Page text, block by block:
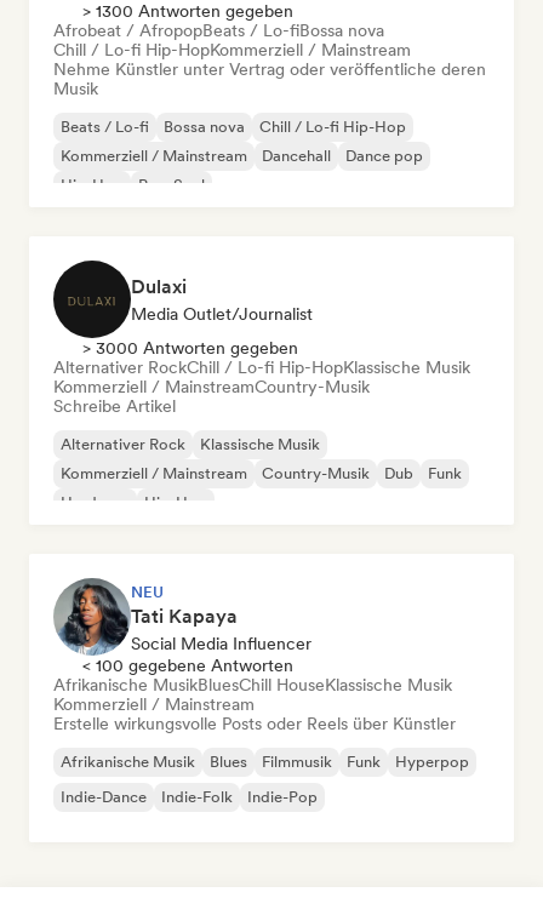
> 1300 Antworten gegeben
Afrobeat / AfropopBeats / Lo-fiBossa nova
Chill / Lo-fi Hip-HopKommerziell / Mainstream
Nehme Künstler unter Vertrag oder veröffentliche deren
Musik
Beats / Lo-fi Bossa nova
Chill / Lo-fi Hip-Hop
Kommerziell / Mainstream
Dancehall
Dance pop
Hip-Hop
Pop-Soul
Dulaxi
Media Outlet/Journalist
> 3000 Antworten gegeben
Alternativer RockChill / Lo-fi Hip-HopKlassische Musik
Kommerziell / MainstreamCountry-Musik
Schreibe Artikel
Alternativer Rock
Klassische Musik
Kommerziell / Mainstream
Country-Musik Dub
Funk
Hardcore
Hip-Hop
NEU
Tati Kapaya
Social Media Influencer
< 100 gegebene Antworten
Afrikanische MusikBluesChill HouseKlassische Musik
Kommerziell / Mainstream
Erstelle wirkungsvolle Posts oder Reels über Künstler
Afrikanische Musik Blues Filmmusik Funk
Hyperpop
Indie-Dance
Indie-Folk Indie-Pop